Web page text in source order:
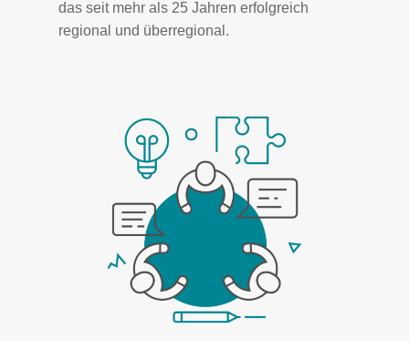
das seit mehr als 25 Jahren erfolgreich
regional und überregional.